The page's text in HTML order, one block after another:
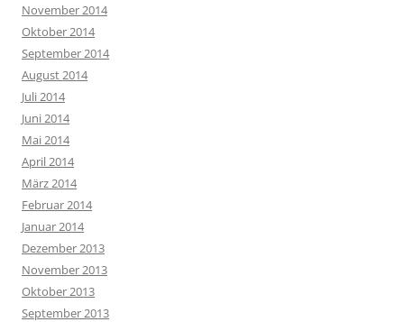
November 2014
Oktober 2014
September 2014
August 2014
Juli 2014
Juni 2014
Mai 2014
April 2014
März 2014
Februar 2014
Januar 2014
Dezember 2013
November 2013
Oktober 2013
September 2013